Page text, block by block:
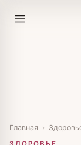
Главная ›